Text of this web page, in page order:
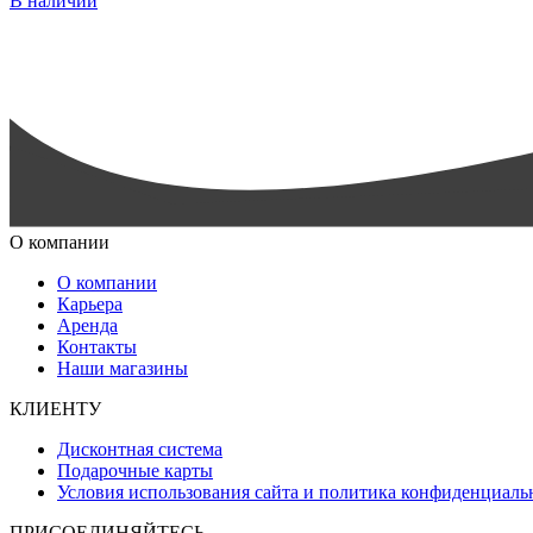
О компании
О компании
Карьера
Аренда
Контакты
Наши магазины
КЛИЕНТУ
Дисконтная система
Подарочные карты
Условия использования сайта и политика